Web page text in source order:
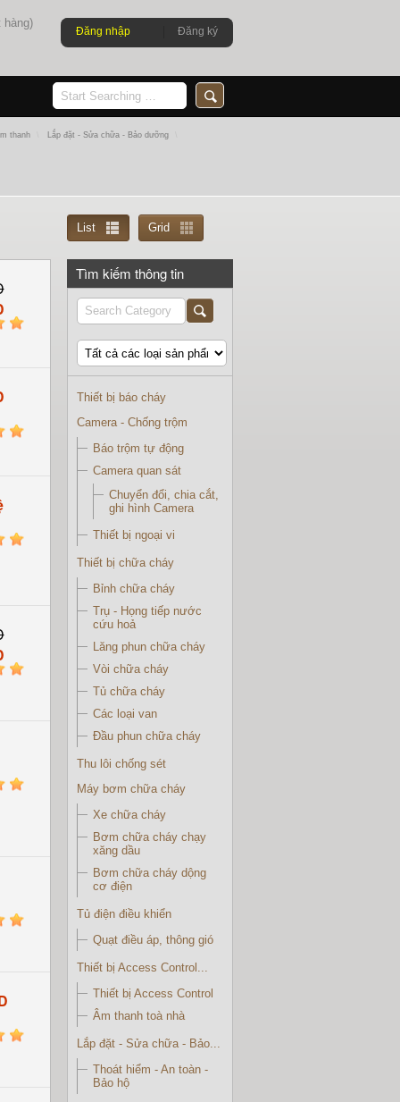
hàng)
Đăng nhập Đăng ký
thanh Lắp đặt - Sửa chữa - Bảo dưỡng
5
5
5
5
5
5
5
List Grid
Tìm kiếm thông tin
Thiết bị báo cháy
Camera - Chống trộm
Báo trộm tự động
Camera quan sát
Chuyển đổi, chia cắt,
ghi hình Camera
Thiết bị ngoại vi
Thiết bị chữa cháy
Bỉnh chữa cháy
Trụ - Họng tiếp nước
cứu hoả
Lăng phun chữa cháy
Vòi chữa cháy
Tủ chữa cháy
Các loại van
Đầu phun chữa cháy
Thu lôi chống sét
Máy bơm chữa cháy
Xe chữa cháy
Bơm chữa cháy chạy
xăng dầu
Bơm chữa cháy dộng
cơ điện
Tủ điện điều khiển
Quạt điều áp, thông gió
Thiết bị Access Control...
Thiết bị Access Control
Âm thanh toà nhà
Lắp đặt - Sửa chữa - Bảo...
Thoát hiểm - An toàn -
Bảo hộ